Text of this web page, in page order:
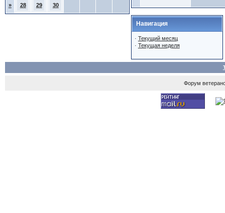
» 28 29 30
Навигация
· Текущий месяц
· Текущая неделя
Форум